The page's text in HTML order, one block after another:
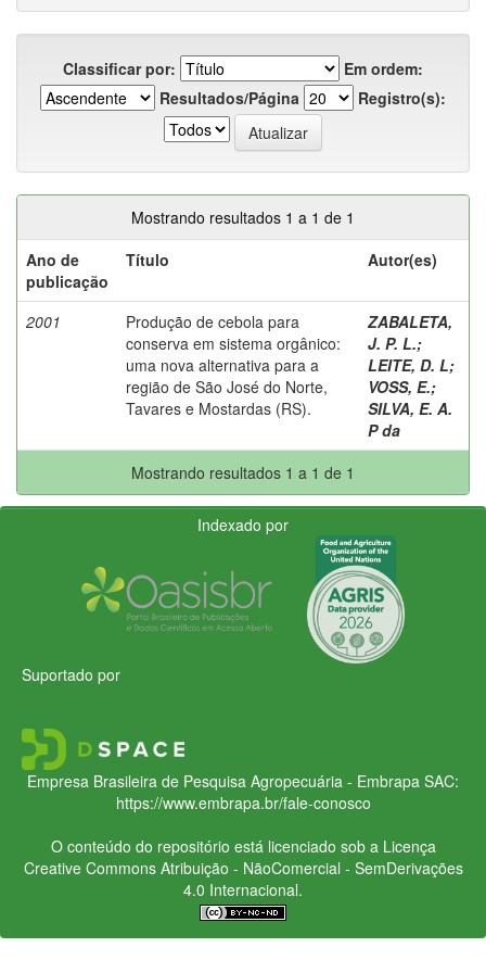
Classificar por:
Em ordem:
Resultados/Página
Registro(s):
Mostrando resultados 1 a 1 de 1
Ano de
publicação
Título Autor(es)
2001
Produção de cebola para
conserva em sistema orgânico:
uma nova alternativa para a
região de São José do Norte,
Tavares e Mostardas (RS).
ZABALETA,
J. P. L.;
LEITE, D. L;
VOSS, E.;
SILVA, E. A.
P da
Mostrando resultados 1 a 1 de 1
Indexado por
Suportado por
Empresa Brasileira de Pesquisa Agropecuária - Embrapa SAC:
https://www.embrapa.br/fale-conosco
O conteúdo do repositório está licenciado sob a Licença
Creative CommonsAtribuição - NãoComercial - SemDerivações
4.0 Internacional.